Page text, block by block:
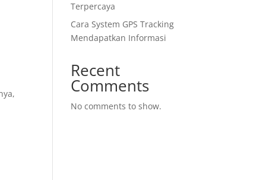
Terpercaya
Cara System GPS Tracking
Mendapatkan Informasi
Recent
Comments
No comments to show.